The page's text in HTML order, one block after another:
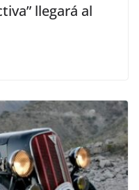
llegará al